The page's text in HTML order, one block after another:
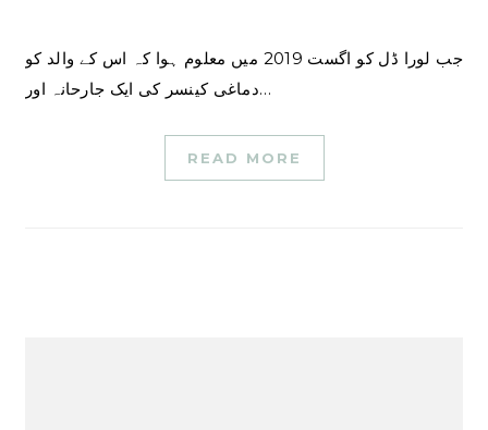
جب لورا ڈل کو اگست 2019 میں معلوم ہوا کہ اس کے والد کو
دماغی کینسر کی ایک جارحانہ اور…
READ MORE